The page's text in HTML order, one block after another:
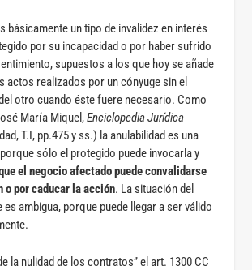
básicamente un tipo de invalidez en interés
por su incapacidad o por haber sufrido
supuestos a los que hoy se añade
actos realizados por un cónyuge sin el
otro cuando éste fuere necesario. Como
María Miquel,Enciclopedia Jurídica
el negocio afectado puede convalidarse
o por caducar la acción. La situación del
es ambigua, porque puede llegar a ser válido
la nulidad de los contratos” el art. 1300 CC